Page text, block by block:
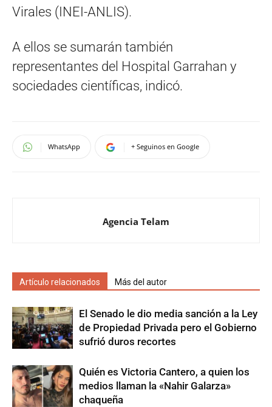
Virales (INEI-ANLIS).
A ellos se sumarán también
representantes del Hospital Garrahan y
sociedades científicas, indicó.
WhatsApp + Seguinos en Google
Agencia Telam
Artículo relacionados Más del autor
El Senado le dio media sanción a la Ley
de Propiedad Privada pero el Gobierno
sufrió duros recortes
Quién es Victoria Cantero, a quien los
medios llaman la «Nahir Galarza»
chaqueña